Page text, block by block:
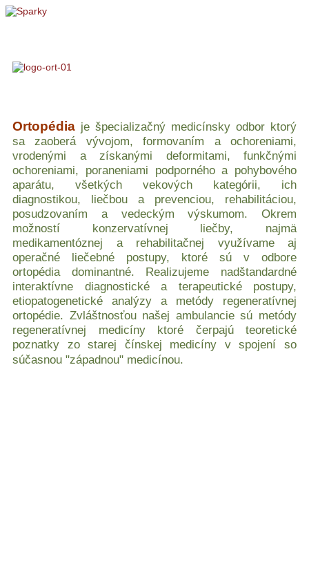
Ortopédia je špecializačný medicínsky odbor ktorý
sa zaoberá vývojom, formovaním a ochoreniami,
vrodenými a získanými deformitami, funkčnými
ochoreniami, poraneniami podporného a pohybového
aparátu, všetkých vekových kategórii, ich
diagnostikou, liečbou a prevenciou, rehabilitáciou,
posudzovaním a vedeckým výskumom. Okrem
možností konzervatívnej liečby, najmä
medikamentóznej a rehabilitačnej využívame aj
operačné liečebné postupy, ktoré sú v odbore
ortopédia dominantné. Realizujeme nadštandardné
interaktívne diagnostické a terapeutické postupy,
etiopatogenetické analýzy a metódy regeneratívnej
ortopédie. Zvláštnosťou našej ambulancie sú metódy
regeneratívnej medicíny ktoré čerpajú teoretické
poznatky zo starej čínskej medicíny v spojení so
súčasnou "západnou" medicínou.